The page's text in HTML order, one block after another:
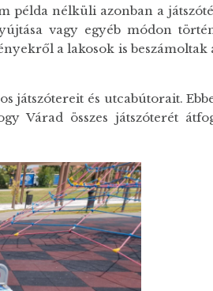
példa nélküli azonban a
vagy egyéb módon
a lakosok is beszámoltak
játszótereit és utcabútorait.
Várad összes játszóterét